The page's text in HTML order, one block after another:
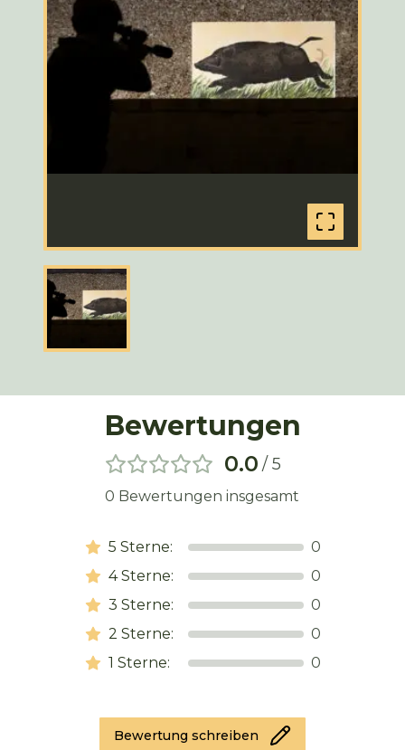
Bewertungen
0.0 / 5
0 Bewertungen insgesamt
5 Sterne:
0
4Sterne:
0
3 Sterne:
0
2 Sterne:
0
1 Sterne: 0
Bewertung schreiben